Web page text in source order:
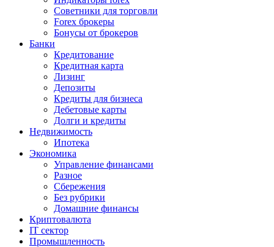
Советники для торговли
Forex брокеры
Бонусы от брокеров
Банки
Кредитование
Кредитная карта
Лизинг
Депозиты
Кредиты для бизнеса
Дебетовые карты
Долги и кредиты
Недвижимость
Ипотека
Экономика
Управление финансами
Разное
Сбережения
Без рубрики
Домашние финансы
Криптовалюта
IT сектор
Промышленность